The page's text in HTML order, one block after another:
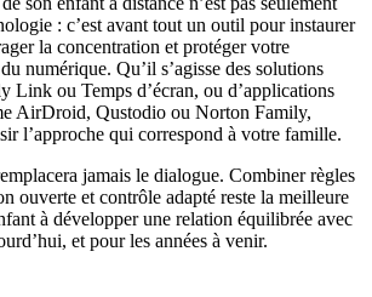
: c’est avant tout un outil pour instaurer
la concentration et protéger votre
numérique. Qu’il s’agisse des solutions
Link ou Temps d’écran, ou d’applications
AirDroid, Qustodio ou Norton Family,
l’approche qui correspond à votre famille.
jamais le dialogue. Combiner règles
ouverte et contrôle adapté reste la meilleure
à développer une relation équilibrée avec
et pour les années à venir.